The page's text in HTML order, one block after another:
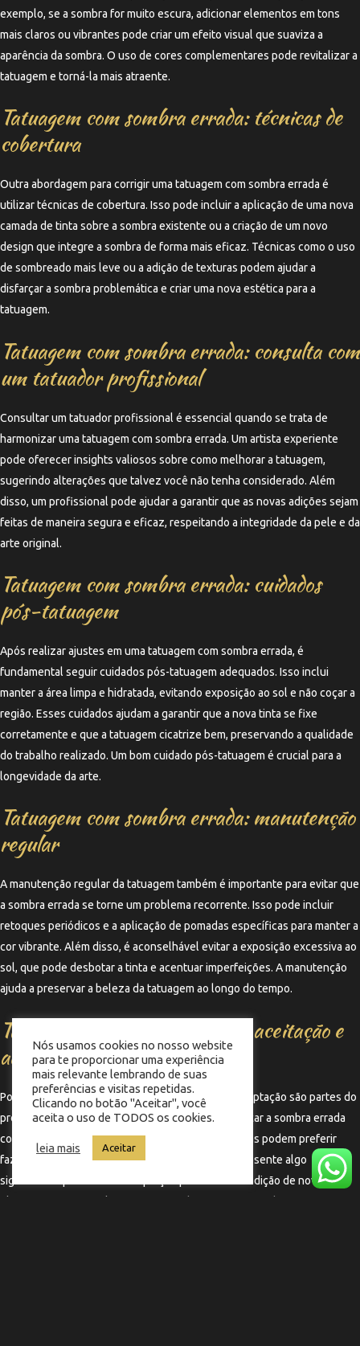
exemplo, se a sombra for muito escura, adicionar elementos em tons
mais claros ou vibrantes pode criar um efeito visual que suaviza a
aparência da sombra. O uso de cores complementares pode revitalizar a
tatuagem e torná-la mais atraente.
Tatuagem com sombra errada: técnicas de
cobertura
Outra abordagem para corrigir uma tatuagem com sombra errada é
utilizar técnicas de cobertura. Isso pode incluir a aplicação de uma nova
camada de tinta sobre a sombra existente ou a criação de um novo
design que integre a sombra de forma mais eficaz. Técnicas como o uso
de sombreado mais leve ou a adição de texturas podem ajudar a
disfarçar a sombra problemática e criar uma nova estética para a
tatuagem.
Tatuagem com sombra errada: consulta com
um tatuador profissional
Consultar um tatuador profissional é essencial quando se trata de
harmonizar uma tatuagem com sombra errada. Um artista experiente
pode oferecer insights valiosos sobre como melhorar a tatuagem,
sugerindo alterações que talvez você não tenha considerado. Além
disso, um profissional pode ajudar a garantir que as novas adições sejam
feitas de maneira segura e eficaz, respeitando a integridade da pele e da
arte original.
Tatuagem com sombra errada: cuidados
pós-tatuagem
Após realizar ajustes em uma tatuagem com sombra errada, é
fundamental seguir cuidados pós-tatuagem adequados. Isso inclui
manter a área limpa e hidratada, evitando exposição ao sol e não coçar a
região. Esses cuidados ajudam a garantir que a nova tinta se fixe
corretamente e que a tatuagem cicatrize bem, preservando a qualidade
do trabalho realizado. Um bom cuidado pós-tatuagem é crucial para a
longevidade da arte.
Tatuagem com sombra errada: manutenção
regular
A manutenção regular da tatuagem também é importante para evitar que
a sombra errada se torne um problema recorrente. Isso pode incluir
retoques periódicos e a aplicação de pomadas específicas para manter a
cor vibrante. Além disso, é aconselhável evitar a exposição excessiva ao
sol, que pode desbotar a tinta e acentuar imperfeições. A manutenção
ajuda a preservar a beleza da tatuagem ao longo do tempo.
Tatuagem com sombra errada: aceitação e
adaptação
Por fim, é importante lembrar que a aceitação e adaptação são partes do
processo. Algumas pessoas podem optar por abraçar a sombra errada
como parte da sua história pessoal, enquanto outras podem preferir
fazer ajustes. O importante é que a tatuagem represente algo
significativo para você. A adaptação pode incluir a adição de novos
Nós usamos cookies no nosso website
para te proporcionar uma experiência
mais relevante lembrando de suas
preferências e visitas repetidas.
Clicando no botão "Aceitar", você
aceita o uso de TODOS os cookies.
leia mais Aceitar